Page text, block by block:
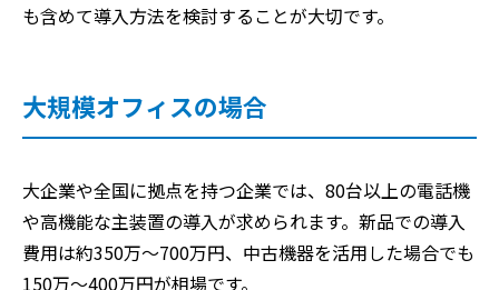
も含めて導入方法を検討することが大切です。
大規模オフィスの場合
大企業や全国に拠点を持つ企業では、80台以上の電話機
や高機能な主装置の導入が求められます。新品での導入
費用は約350万〜700万円、中古機器を活用した場合でも
150万〜400万円が相場です。